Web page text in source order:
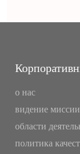
о нас
видение миссии
области
политика